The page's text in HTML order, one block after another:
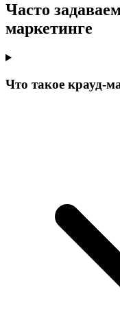
Часто
маркетинге
Что такое крауд-